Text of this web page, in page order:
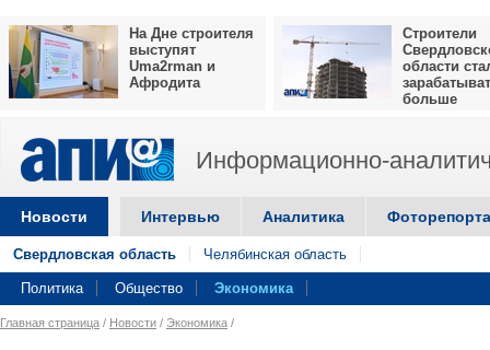
На Дне строителя
выступят
Uma2rman и
Афродита
Строители
области
больше
Информационно-
Новости Интервью Аналитика
Свердловская область Челябинская область
Политика Общество Экономика
Главная страница / Новости / Экономика /